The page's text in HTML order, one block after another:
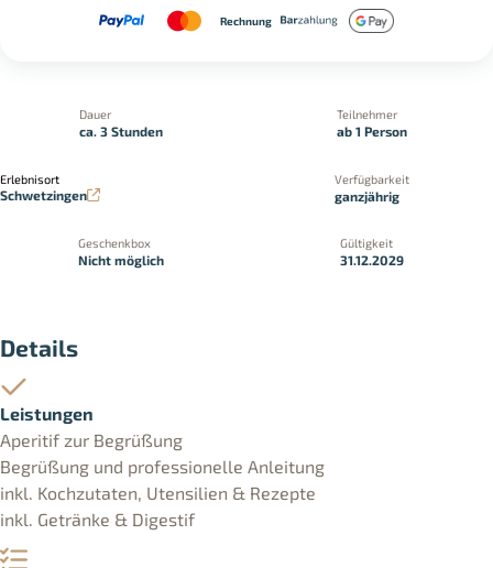
Rechnung
Dauer
ca. 3 Stunden
Teilnehmer
ab 1 Person
Erlebnisort
Schwetzingen
Verfügbarkeit
ganzjährig
Geschenkbox
Nicht möglich
Gültigkeit
31.12.2029
Details
Leistungen
Aperitif zur Begrüßung
Begrüßung und professionelle Anleitung
inkl. Kochzutaten, Utensilien & Rezepte
inkl. Getränke & Digestif